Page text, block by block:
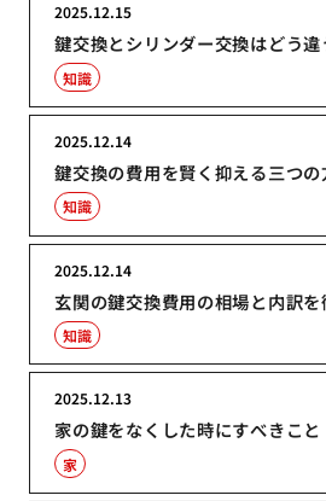
鍵交換とシリンダー交換はどう違
2025.12.15
知識
鍵交換の費用を賢く抑える三つの
2025.12.14
知識
玄関の鍵交換費用の相場と内訳を
2025.12.14
知識
家の鍵をなくした時にすべきこと
2025.12.13
家